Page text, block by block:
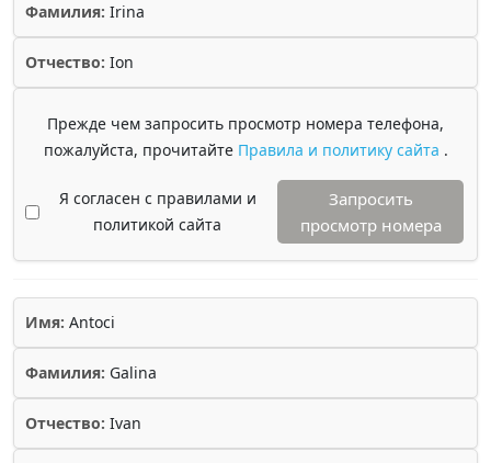
Фамилия: Irina
Отчество: Ion
Прежде чем запросить просмотр номера телефона,
пожалуйста, прочитайте Правила и политику сайта .
Я согласен с правилами и
политикой сайта
Запросить
просмотр номера
Имя: Antoci
Фамилия: Galina
Отчество: Ivan